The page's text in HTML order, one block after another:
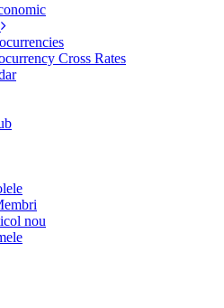
Cross Rates
nou